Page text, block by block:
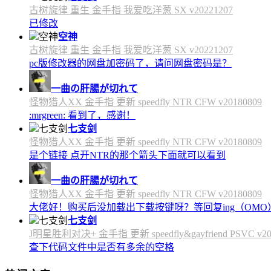
古树旋律 重生 金手指 我爱吃洋葱 SX v20221207
已修改
空神
古树旋律 重生 金手指 我爱吃洋葱 SX v20221207
pc版修改器的网盘加密码了，请问网盘密码是？
一曲の肝腸が切れて
怪物猎人XX 金手指 更新 speedfly NTR CFW v20180809
:mrgreen: 看到了，感谢！
七支剑
怪物猎人XX 金手指 更新 speedfly NTR CFW v20180809
是个链接 点开NTR的那个箭头下面就可以看到
一曲の肝腸が切れて
怪物猎人XX 金手指 更新 speedfly NTR CFW v20180809
大佬好！购买后没加载出下载按键呀？等回复ing（OMO
七支剑
J明星胜利对决+ 金手指 更新 speedfly&gayfriend PSVC
查下代码文件中是否有多余的空格